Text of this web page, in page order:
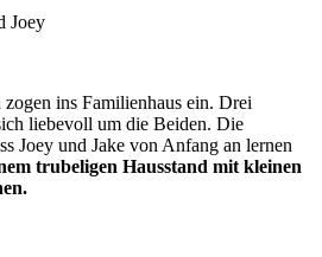
Joey
ins Familienhaus ein. Drei
liebevoll um die Beiden. Die
Joey und Jake von Anfang an lernen
trubeligen Hausstand mit kleinen